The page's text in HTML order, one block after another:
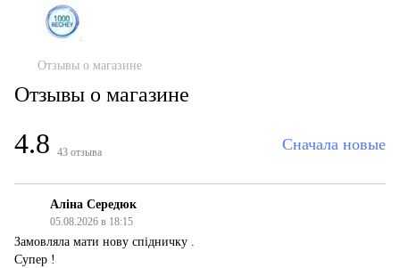
Отзывы о магазине
Отзывы о магазине
4.8 43 отзыва Сначала новые
Аліна Середюк
05.08.2026 в 18:15
Замовляла мати нову спідничку .
Супер !